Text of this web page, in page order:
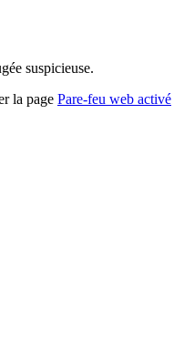
suspicieuse.
la page Pare-feu web activé